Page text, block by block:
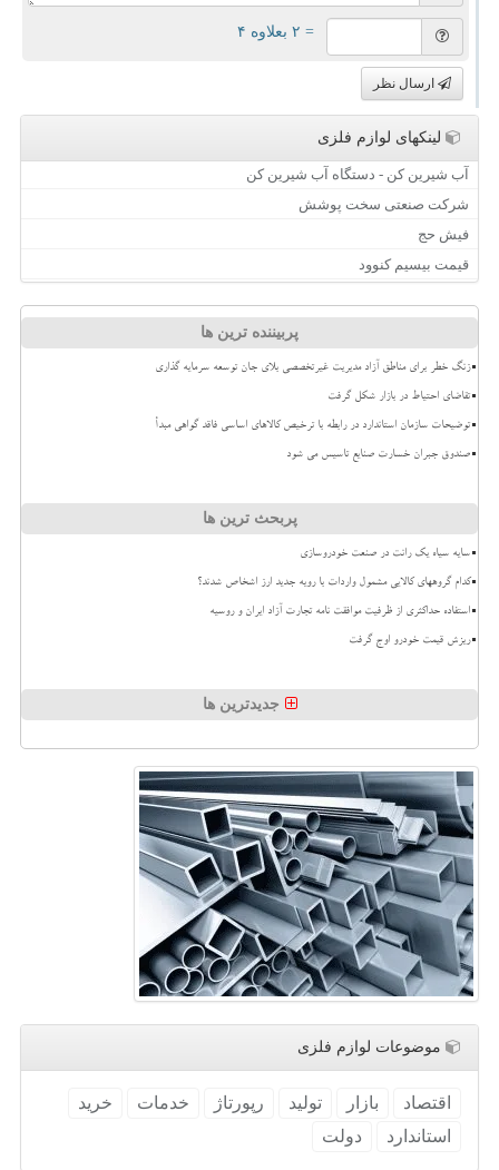
= ۲ بعلاوه ۴
ارسال نظر
لینکهای لوازم فلزی
آب شیرین کن - دستگاه آب شیرین کن
شرکت صنعتی سخت پوشش
فیش حج
قیمت بیسیم کنوود
پربیننده ترین ها
زنگ خطر برای مناطق آزاد مدیریت غیرتخصصی بلای جان توسعه سرمایه گذاری
تقاضای احتیاط در بازار شکل گرفت
توضیحات سازمان استاندارد در رابطه با ترخیص کالاهای اساسی فاقد گواهی مبدأ
صندوق جبران خسارت صنایع تاسیس می شود
پربحث ترین ها
سایه سیاه یک رانت در صنعت خودروسازی
کدام گروههای کالایی مشمول واردات با رویه جدید ارز اشخاص شدند؟
استفاده حداکثری از ظرفیت موافقت نامه تجارت آزاد ایران و روسیه
ریزش قیمت خودرو اوج گرفت
جدیدترین ها
موضوعات لوازم فلزی
اقتصاد بازار تولید رپورتاژ خدمات
خرید
استاندارد
دولت